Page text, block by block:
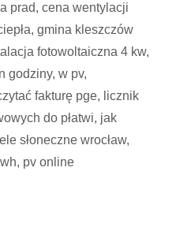
prad, cena wentylacji
gmina kleszczów
fotowoltaiczna 4 kw,
godziny, w pv,
fakturę pge, licznik
do płatwi, jak
słoneczne wrocław,
pv online